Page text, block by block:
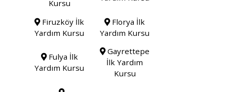
Kursu
Firuzköy İlk
Yardım Kursu
Florya İlk
Yardım Kursu
Fulya İlk
Yardım Kursu
Gayrettepe
İlk Yardım
Kursu